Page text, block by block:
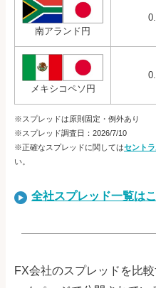
南アランド円
メキシコペソ円
※スプレッドは原則固定・例外あり
※スプレッド調査日：2026/7/10
※正確なスプレッドに関してはセント
い。
全社スプレッド一覧は
FX会社のスプレッドを比